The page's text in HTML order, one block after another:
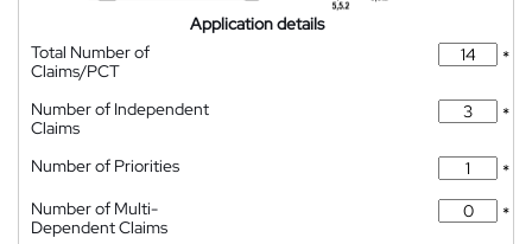
Application details
Total Number of
Claims/PCT
*
Number of Independent
Claims
*
Number of Priorities
*
Number of Multi-
Dependent Claims
*